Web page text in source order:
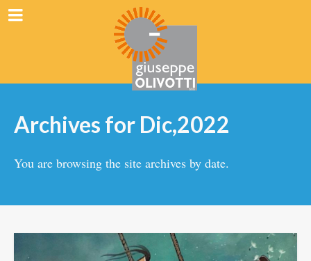
Archives for Dic,2022
You are browsing the site archives by date.